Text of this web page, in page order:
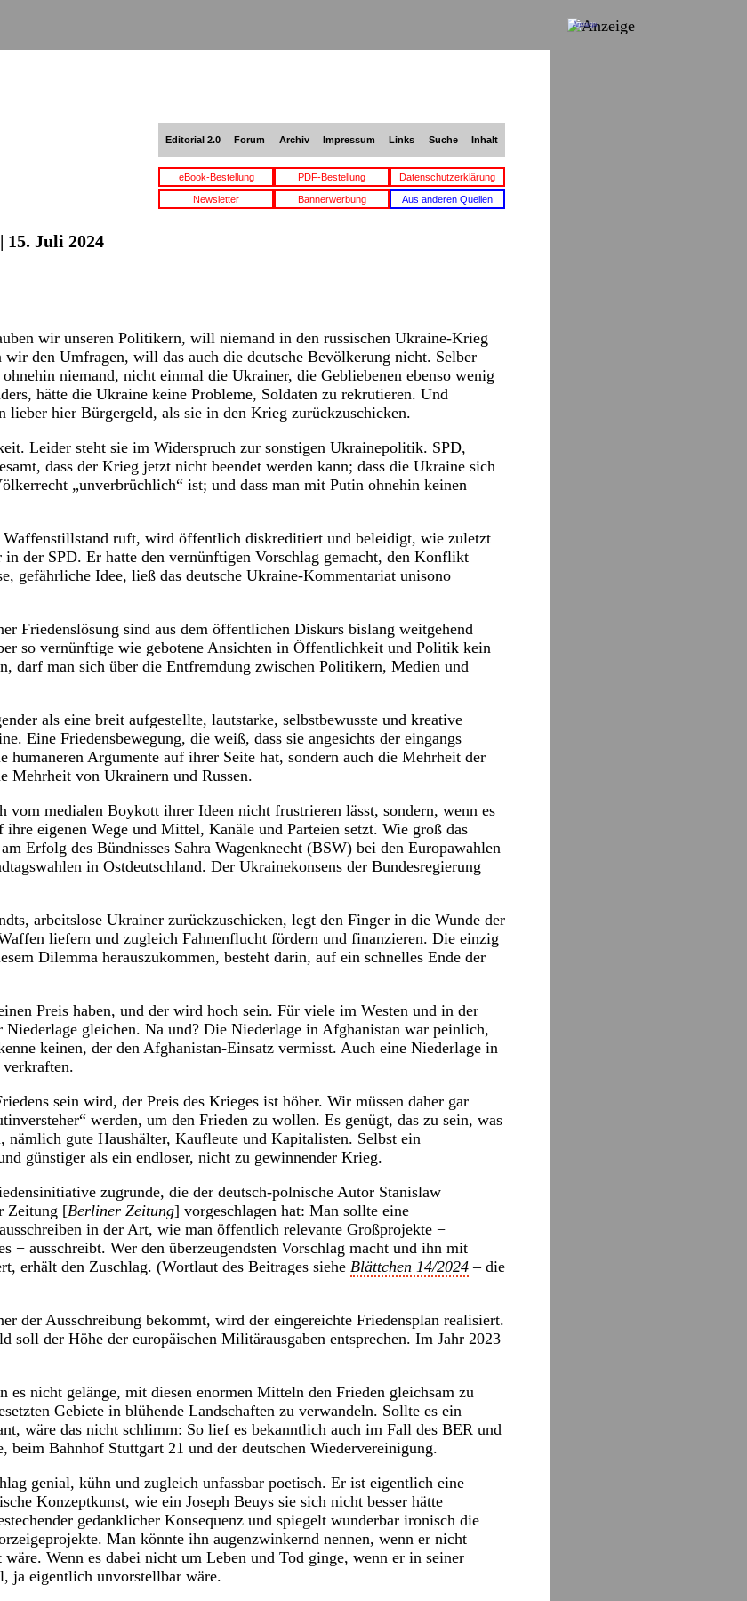
Editorial 2.0 Forum Archiv Impressum Links Suche Inhalt
eBook-Bestellung PDF-Bestellung Datenschutzerklärung
Newsletter Bannerwerbung Aus anderen Quellen
15. Juli 2024
wir unseren Politikern, will niemand in den russischen Ukraine-Krieg
wir den Umfragen, will das auch die deutsche Bevölkerung nicht. Selber
niemand, nicht einmal die Ukrainer, die Gebliebenen ebenso wenig
hätte die Ukraine keine Probleme, Soldaten zu rekrutieren. Und
lieber hier Bürgergeld, als sie in den Krieg zurückzuschicken.
Leider steht sie im Widerspruch zur sonstigen Ukrainepolitik. SPD,
dass der Krieg jetzt nicht beendet werden kann; dass die Ukraine sich
„unverbrüchlich“ ist; und dass man mit Putin ohnehin keinen
Waffenstillstand ruft, wird öffentlich diskreditiert und beleidigt, wie zuletzt
der SPD. Er hatte den vernünftigen Vorschlag gemacht, den Konflikt
gefährliche Idee, ließ das deutsche Ukraine-Kommentariat unisono
Friedenslösung sind aus dem öffentlichen Diskurs bislang weitgehend
so vernünftige wie gebotene Ansichten in Öffentlichkeit und Politik kein
darf man sich über die Entfremdung zwischen Politikern, Medien und
als eine breit aufgestellte, lautstarke, selbstbewusste und kreative
Eine Friedensbewegung, die weiß, dass sie angesichts der eingangs
humaneren Argumente auf ihrer Seite hat, sondern auch die Mehrheit der
Mehrheit von Ukrainern und Russen.
vom medialen Boykott ihrer Ideen nicht frustrieren lässt, sondern, wenn es
ihre eigenen Wege und Mittel, Kanäle und Parteien setzt. Wie groß das
Erfolg des Bündnisses Sahra Wagenknecht (BSW) bei den Europawahlen
in Ostdeutschland. Der Ukrainekonsens der Bundesregierung
arbeitslose Ukrainer zurückzuschicken, legt den Finger in die Wunde der
liefern und zugleich Fahnenflucht fördern und finanzieren. Die einzig
Dilemma herauszukommen, besteht darin, auf ein schnelles Ende der
Preis haben, und der wird hoch sein. Für viele im Westen und in der
gleichen. Na und? Die Niederlage in Afghanistan war peinlich,
keinen, der den Afghanistan-Einsatz vermisst. Auch eine Niederlage in
sein wird, der Preis des Krieges ist höher. Wir müssen daher gar
werden, um den Frieden zu wollen. Es genügt, das zu sein, was
nämlich gute Haushälter, Kaufleute und Kapitalisten. Selbst ein
günstiger als ein endloser, nicht zu gewinnender Krieg.
zugrunde, die der deutsch-polnische Autor Stanislaw
Zeitung [Berliner Zeitung] vorgeschlagen hat: Man sollte eine
in der Art, wie man öffentlich relevante Großprojekte −
− ausschreibt. Wer den überzeugendsten Vorschlag macht und ihn mit
erhält den Zuschlag. (Wortlaut des Beitrages siehe Blättchen 14/2024 – die
der Ausschreibung bekommt, wird der eingereichte Friedensplan realisiert.
soll der Höhe der europäischen Militärausgaben entsprechen. Im Jahr 2023
es nicht gelänge, mit diesen enormen Mitteln den Frieden gleichsam zu
Gebiete in blühende Landschaften zu verwandeln. Sollte es ein
wäre das nicht schlimm: So lief es bekanntlich auch im Fall des BER und
beim Bahnhof Stuttgart 21 und der deutschen Wiedervereinigung.
genial, kühn und zugleich unfassbar poetisch. Er ist eigentlich eine
Konzeptkunst, wie ein Joseph Beuys sie sich nicht besser hätte
gedanklicher Konsequenz und spiegelt wunderbar ironisch die
Man könnte ihn augenzwinkernd nennen, wenn er nicht
Wenn es dabei nicht um Leben und Tod ginge, wenn er in seiner
ja eigentlich unvorstellbar wäre.
Anzeige